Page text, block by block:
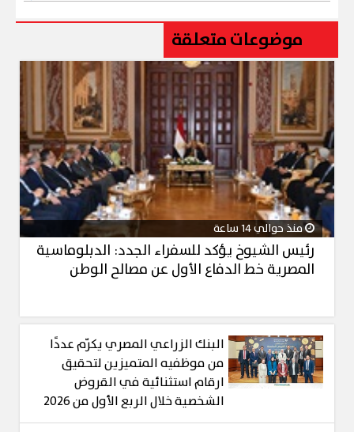
موضوعات متعلقة
منذ حوالي 14 ساعة
رئيس الشيوخ يؤكد للسفراء الجدد: الدبلوماسية
المصرية خط الدفاع الأول عن مصالح الوطن
البنك الزراعي المصري يكرّم عددًا
من موظفيه المتميزين لتحقيق
ارقام استثنائية في القروض
الشخصية خلال الربع الأول من 2026